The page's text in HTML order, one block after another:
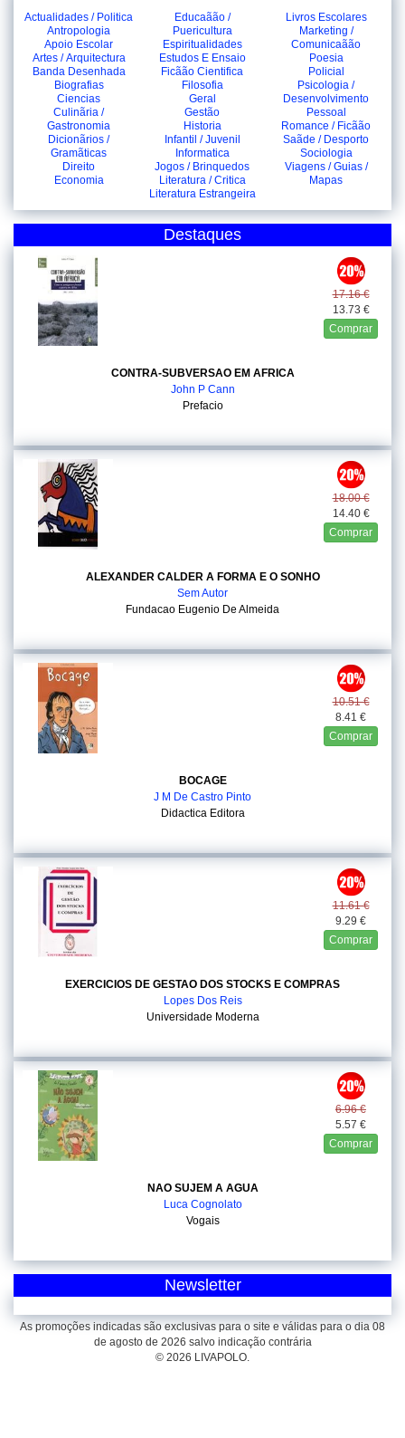
Actualidades / Politica
Antropologia
Apoio Escolar
Artes / Arquitectura
Banda Desenhada
Biografias
Ciencias
Culinãria /
Gastronomia
Dicionãrios /
Gramãticas
Direito
Economia
Educaãão /
Puericultura
Espiritualidades
Estudos E Ensaio
Ficãão Cientifica
Filosofia
Geral
Gestão
Historia
Infantil / Juvenil
Informatica
Jogos / Brinquedos
Literatura / Critica
Literatura Estrangeira
Livros Escolares
Marketing /
Comunicaãão
Poesia
Policial
Psicologia /
Desenvolvimento
Pessoal
Romance / Ficãão
Saãde / Desporto
Sociologia
Viagens / Guias /
Mapas
Destaques
17.16 €
13.73 €
Comprar
CONTRA-SUBVERSAO EM AFRICA
John P Cann
Prefacio
18.00 €
14.40 €
Comprar
ALEXANDER CALDER A FORMA E O SONHO
Sem Autor
Fundacao Eugenio De Almeida
10.51 €
8.41 €
Comprar
BOCAGE
J M De Castro Pinto
Didactica Editora
11.61 €
9.29 €
Comprar
EXERCICIOS DE GESTAO DOS STOCKS E COMPRAS
Lopes Dos Reis
Universidade Moderna
6.96 €
5.57 €
Comprar
NAO SUJEM A AGUA
Luca Cognolato
Vogais
Newsletter
As promoções indicadas são exclusivas para o site e válidas para o dia 08
de agosto de 2026 salvo indicação contrária
© 2026 LIVAPOLO.